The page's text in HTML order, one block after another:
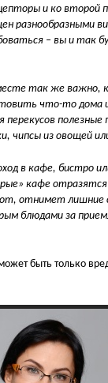
и ко второй
разнообразными
– вы и так
так же важно,
что-то дома и
чипсы из овощей
в кафе, бистро
кафе отразятся
отнимет лишние
блюдами за
быть только